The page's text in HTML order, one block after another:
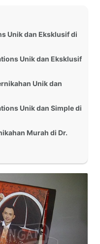
Unik dan Eksklusif di
Unik dan Eksklusif
Unik dan
Unik dan Simple di
Murah di Dr.